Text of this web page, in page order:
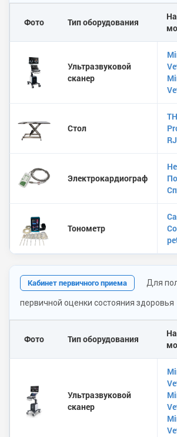
Фото Тип оборудования
Ультразвуковой
сканер
Стол
Электрокардиограф
Тонометр
Кабинет первичного приема Для
первичной оценки состояния здоровья
Фото Тип оборудования
Ультразвуковой
сканер